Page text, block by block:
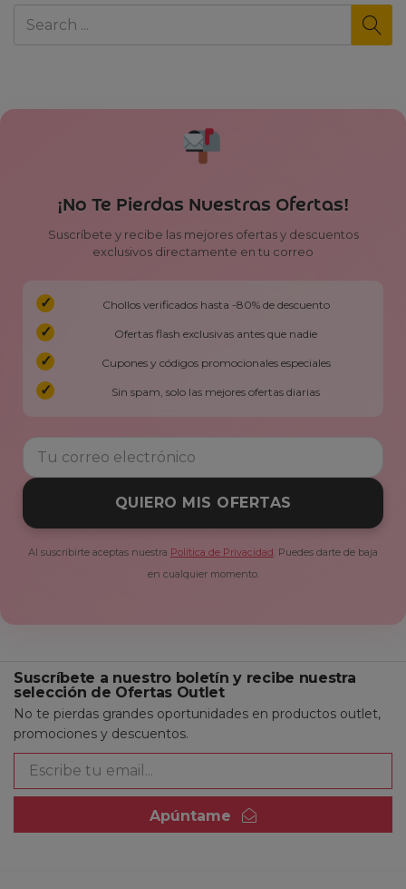
¡No Te Pierdas Nuestras Ofertas!
Suscríbete y recibe las mejores ofertas y descuentos
exclusivos directamente en tu correo
Chollos verificados hasta -80% de descuento
Ofertas flash exclusivas antes que nadie
Cupones y códigos promocionales especiales
Sin spam, solo las mejores ofertas diarias
QUIERO MIS OFERTAS
Al suscribirte aceptas nuestra Política de Privacidad . Puedes darte de baja
en cualquier momento.
Suscríbete a nuestro boletín y recibe nuestra
selección de Ofertas Outlet
No te pierdas grandes oportunidades en productos outlet,
promociones y descuentos.
Apúntame